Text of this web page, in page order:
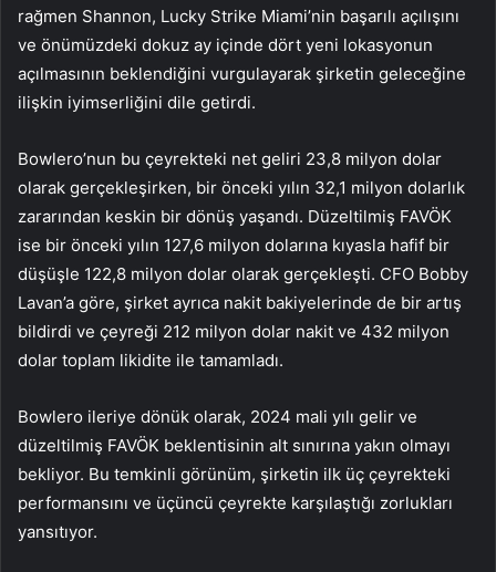
rağmen Shannon, Lucky Strike Miami’nin başarılı açılışını
ve önümüzdeki dokuz ay içinde dört yeni lokasyonun
açılmasının beklendiğini vurgulayarak şirketin geleceğine
ilişkin iyimserliğini dile getirdi.
Bowlero’nun bu çeyrekteki net geliri 23,8 milyon dolar
olarak gerçekleşirken, bir önceki yılın 32,1 milyon dolarlık
zararından keskin bir dönüş yaşandı. Düzeltilmiş FAVÖK
ise bir önceki yılın 127,6 milyon dolarına kıyasla hafif bir
düşüşle 122,8 milyon dolar olarak gerçekleşti. CFO Bobby
Lavan’a göre, şirket ayrıca nakit bakiyelerinde de bir artış
bildirdi ve çeyreği 212 milyon dolar nakit ve 432 milyon
dolar toplam likidite ile tamamladı.
Bowlero ileriye dönük olarak, 2024 mali yılı gelir ve
düzeltilmiş FAVÖK beklentisinin alt sınırına yakın olmayı
bekliyor. Bu temkinli görünüm, şirketin ilk üç çeyrekteki
performansını ve üçüncü çeyrekte karşılaştığı zorlukları
yansıtıyor.